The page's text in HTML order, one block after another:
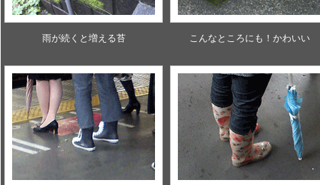
雨が続くと増える苔 こんなところにも！かわいい